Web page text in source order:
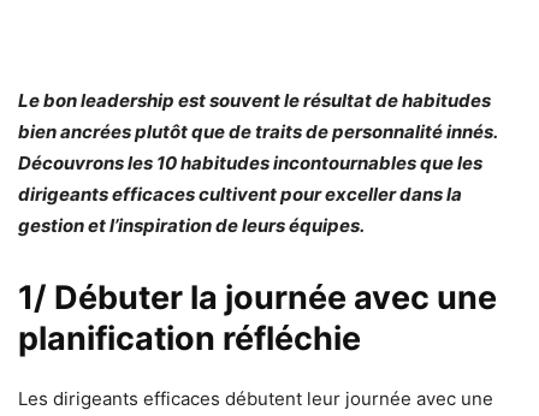
Le bon leadership est souvent le résultat de habitudes
bien ancrées plutôt que de traits de personnalité innés.
Découvrons les 10 habitudes incontournables que les
dirigeants efficaces cultivent pour exceller dans la
gestion et l’inspiration de leurs équipes.
1/ Débuter la journée avec une
planification réfléchie
Les dirigeants efficaces débutent leur journée avec une